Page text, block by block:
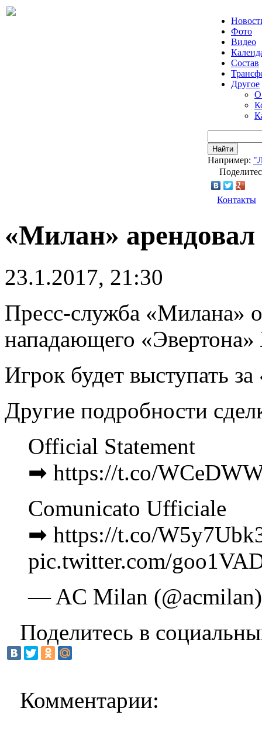
Фото
Видео
Состав
Другое
О
Найти
Например:
Контакты
«Милан» арендовал
23.1.2017, 21:30
Пресс-служба «Милана»
нападающего
Игрок будет выступать
Другие подробности
Official Statement
➡ https://t.co/
Comunicato Ufficiale
➡ https://t.co/
pic.twitter.com/
— AC Milan (@acmilan)
Поделитесь в
Комментарии: